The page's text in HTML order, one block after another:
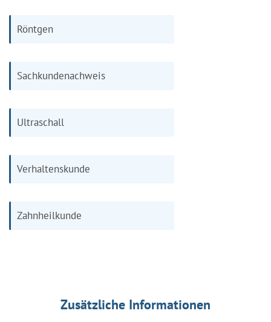
Röntgen
Sachkundenachweis
Ultraschall
Verhaltenskunde
Zahnheilkunde
Zusätzliche Informationen